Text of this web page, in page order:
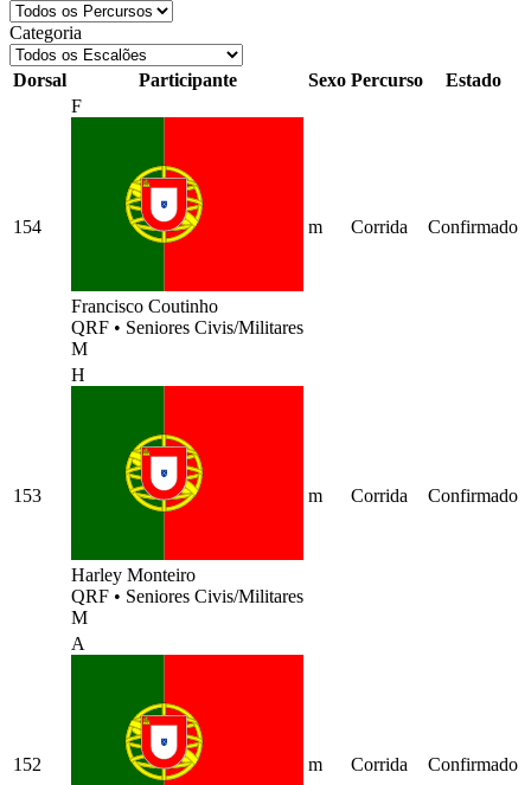
Categoria
Dorsal Participante Sexo Percurso Estado
154
F
Francisco Coutinho
QRF • Seniores Civis/Militares
M
m Corrida Confirmado
153
H
Harley Monteiro
QRF • Seniores Civis/Militares
M
m Corrida Confirmado
152
A
m Corrida Confirmado